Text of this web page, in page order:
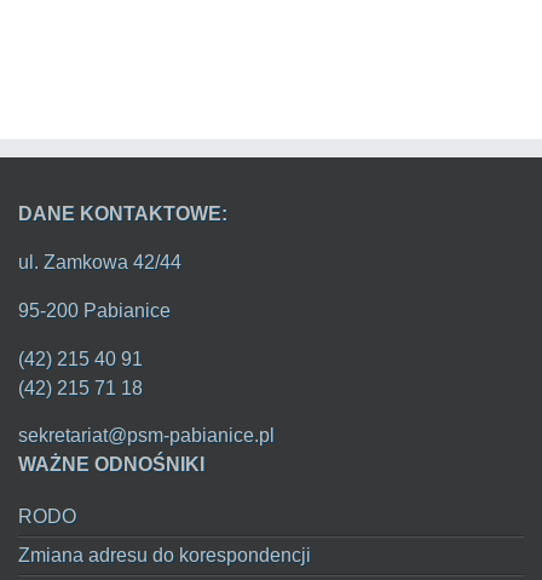
DANE KONTAKTOWE:
ul. Zamkowa 42/44
95-200 Pabianice
(42) 215 40 91
(42) 215 71 18
sekretariat@psm-pabianice.pl
WAŻNE ODNOŚNIKI
RODO
Zmiana adresu do korespondencji